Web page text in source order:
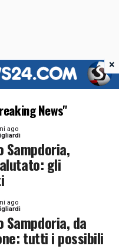
News"
ago
Sampdoria,
gli
ago
da
tutti i possibili
×